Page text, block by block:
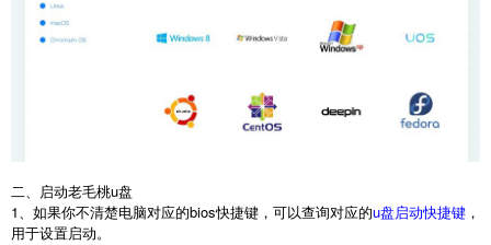
二、启动老毛桃u盘
1、如果你不清楚电脑对应的bios快捷键，可以查询对应的u盘启动快捷键 ，
用于设置启动。